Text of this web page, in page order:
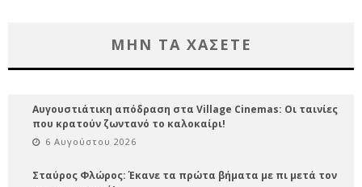
ΜΗΝ ΤΑ ΧΑΣΕΤΕ
Αυγουστιάτικη απόδραση στα Village Cinemas: Οι ταινίες
που κρατούν ζωντανό το καλοκαίρι!
6 Αυγούστου 2026
Σταύρος Φλώρος: Έκανε τα πρώτα βήματα με πι μετά τον